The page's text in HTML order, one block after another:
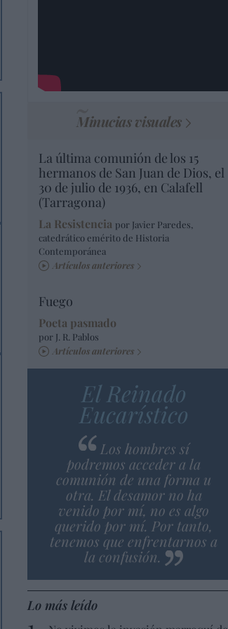
Minucias visuales
La última comunión de los 15
hermanos de San Juan de Dios, el
30 de julio de 1936, en Calafell
(Tarragona)
La Resistencia por Javier Paredes,
catedrático emérito de Historia
Contemporánea
Artículos anteriores
Fuego
Poeta pasmado
por J. R. Pablos
Artículos anteriores
El Reinado
Eucarístico
Los hombres sí
podremos acceder a la
comunión de una forma u
otra. El desamor no ha
venido por mí, no es algo
querido por mí. Por tanto,
tenemos que enfrentarnos a
la confusión.
Lo más leído